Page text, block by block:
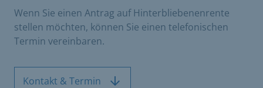
Wenn Sie einen Antrag auf Hinterbliebenenrente
stellen möchten, können Sie einen telefonischen
Termin vereinbaren.
Kontakt & Termin